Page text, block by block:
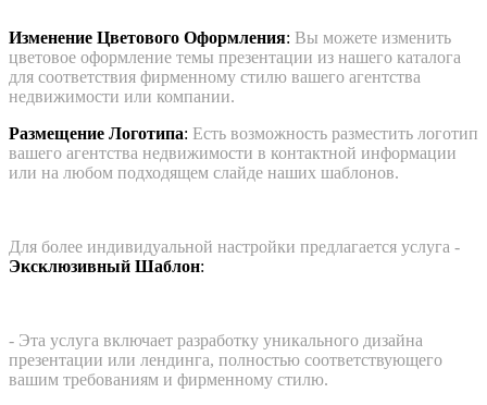
Изменение Цветового Оформления: Вы можете изменить
цветовое оформление темы презентации из нашего каталога
для соответствия фирменному стилю вашего агентства
недвижимости или компании.
Размещение Логотипа: Есть возможность разместить логотип
вашего агентства недвижимости в контактной информации
или на любом подходящем слайде наших шаблонов.
Для более индивидуальной настройки предлагается услуга -
Эксклюзивный Шаблон:
- Эта услуга включает разработку уникального дизайна
презентации или лендинга, полностью соответствующего
вашим требованиям и фирменному стилю.